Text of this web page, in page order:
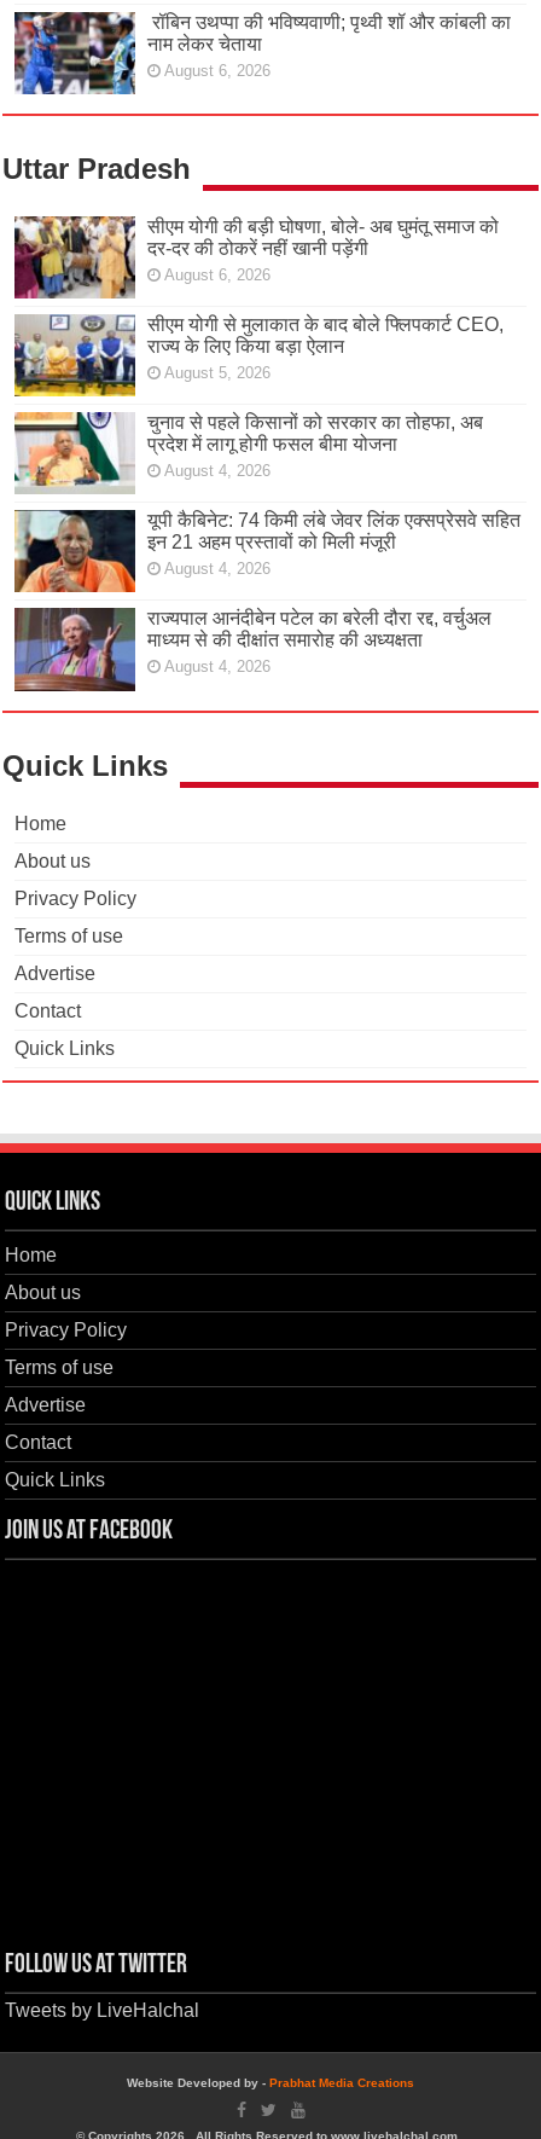
रॉबिन उथप्पा की भविष्यवाणी; पृथ्वी शॉ और कांबली का
नाम लेकर चेताया
August 6, 2026
Uttar Pradesh
सीएम योगी की बड़ी घोषणा, बोले- अब घुमंतू समाज को
दर-दर की ठोकरें नहीं खानी पड़ेंगी
August 6, 2026
सीएम योगी से मुलाकात के बाद बोले फ्लिपकार्ट CEO,
राज्य के लिए किया बड़ा ऐलान
August 5, 2026
चुनाव से पहले किसानों को सरकार का तोहफा, अब
प्रदेश में लागू होगी फसल बीमा योजना
August 4, 2026
यूपी कैबिनेट: 74 किमी लंबे जेवर लिंक एक्सप्रेसवे सहित
इन 21 अहम प्रस्तावों को मिली मंजूरी
August 4, 2026
राज्यपाल आनंदीबेन पटेल का बरेली दौरा रद्द, वर्चुअल
माध्यम से की दीक्षांत समारोह की अध्यक्षता
August 4, 2026
Quick Links
Home
About us
Privacy Policy
Terms of use
Advertise
Contact
Quick Links
Quick Links
Home
About us
Privacy Policy
Terms of use
Advertise
Contact
Quick Links
Join us at Facebook
Follow us at Twitter
Tweets by LiveHalchal
Website Developed by - Prabhat Media Creations
© Copyrights 2026, All Rights Reserved to www.livehalchal.com .